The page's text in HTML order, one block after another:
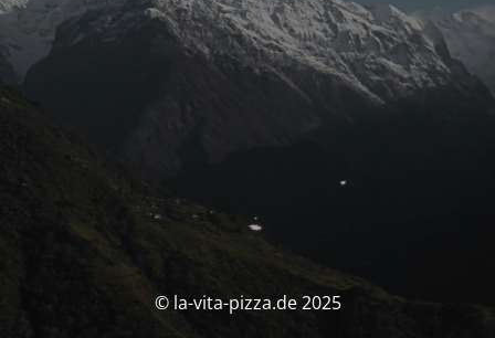
© la-vita-pizza.de 2025